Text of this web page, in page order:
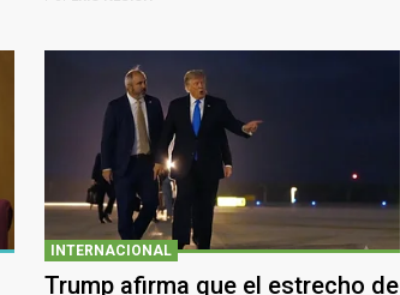
INTERNACIONAL
Trump afirma que el estrecho de